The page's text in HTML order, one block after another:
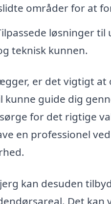
områder for at
løsninger
teknisk kunnen.
er det vigtigt
guide dig
for det rigtige
en professionel
kan desuden
Det